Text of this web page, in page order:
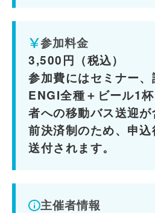
参加料金
3,500円（税込）
参加費にはセミナー
ENGI全種＋ビール1
者への移動バス送迎
前決済制のため、申
送付されます。
主催者情報